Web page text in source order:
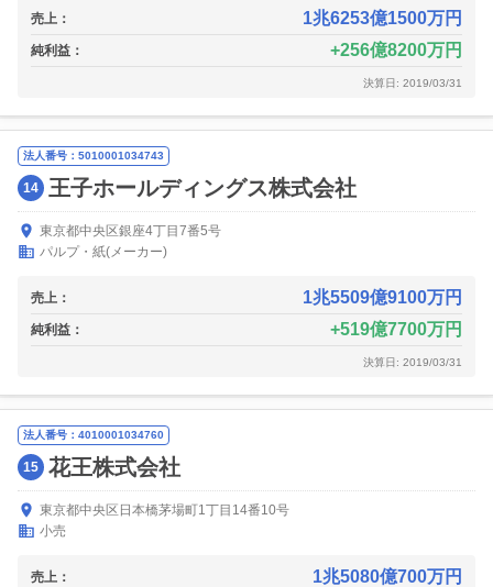
売上： 1兆6253億1500万円
純利益： 256億8200万円
決算日: 2019/03/31
法人番号：5010001034743
14 王子ホールディングス株式会社
東京都中央区銀座4丁目7番5号
パルプ・紙(メーカー)
売上： 1兆5509億9100万円
純利益： 519億7700万円
決算日: 2019/03/31
法人番号：4010001034760
15 花王株式会社
東京都中央区日本橋茅場町1丁目14番10号
小売
売上： 1兆5080億700万円